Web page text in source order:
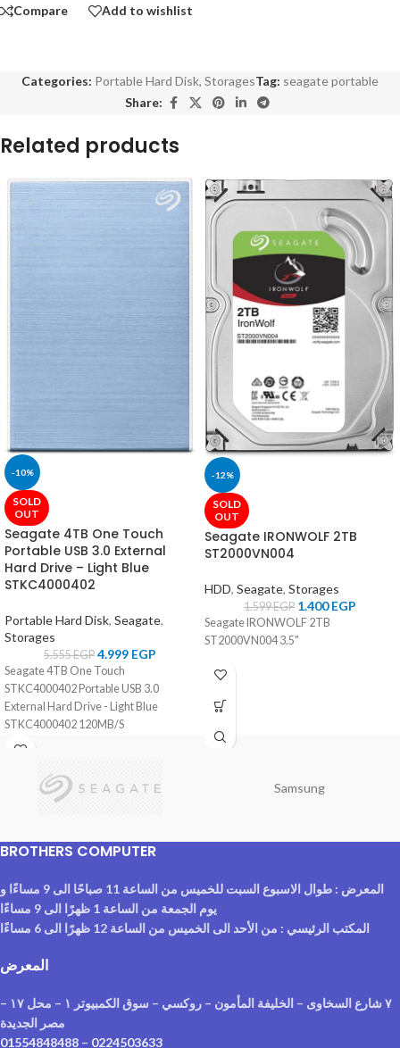
Compare Add to wishlist
Categories: Portable Hard Disk, StoragesTag: seagate portable
Share:
Related products
-10%
SOLD
OUT
Seagate 4TB One Touch
Portable USB 3.0 External
Hard Drive – Light Blue
STKC4000402
Portable Hard Disk, Seagate,
Storages
5.555EGP 4.999 EGP
Seagate 4TB One Touch
STKC4000402 Portable USB 3.0
External Hard Drive - Light Blue
STKC4000402 120MB/S
-12%
SOLD
OUT
Seagate IRONWOLF 2TB
ST2000VN004
HDD, Seagate, Storages
1.599EGP 1.400EGP
Seagate IRONWOLF 2TB
ST2000VN004 3.5"
Samsung
BROTHERS COMPUTER
المعرض : طوال الاسبوع السبت للخميس من الساعة 11 صباحًا الى 9 مساءًا و
يوم الجمعة من الساعة 1 ظهرًا الى 9 مساءًا
المكتب الرئيسي : من الأحد الى الخميس من الساعة 12 ظهرًا الى 6 مساءًا
المعرض
٧ شارع السخاوى – الخليفة المأمون – روكسي – سوق الكمبيوتر ١ – محل ١٧ –
مصر الجديدة
01554848488 – 0224503633